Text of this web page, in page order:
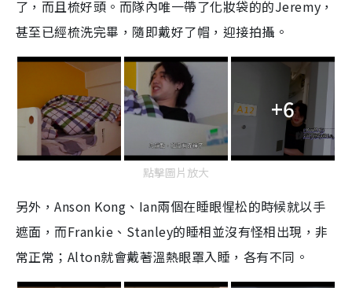
了，而且梳好頭。而隊內唯一帶了化妝袋的的Jeremy，
甚至已經梳洗完畢，隨即戴好了帽，迎接拍攝。
+6
點擊圖片放大
另外，Anson Kong、Ian兩個在睡眼惺松的時候就以手
遮面，而Frankie、Stanley的睡相並沒有怪相出現，非
常正常；Alton就會戴著溫熱眼罩入睡，各有不同。